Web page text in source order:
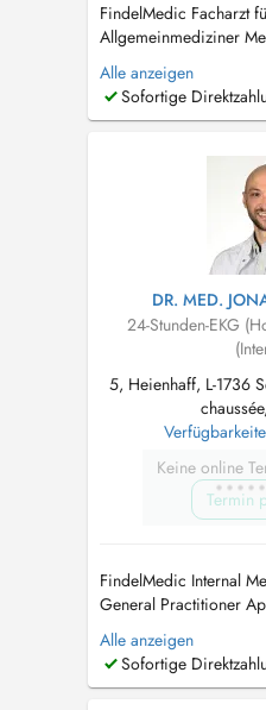
FindelMedic Facharzt
Allgemeinmediziner
Behandlungsspektrum
Herz-Kreislauf-
Herzstolpern
oder chronisch),
oder vermutetes As...
Alle anzeigen
Sofortige
DR. MED.
24-Stunden-EKG
5, Heienhaff, L-1736
Keine online
Termin
FindelMedic Internal
General Practitioner
unintentional weight
cardiovascular
pressure
Alle anzeigen
Sofortige